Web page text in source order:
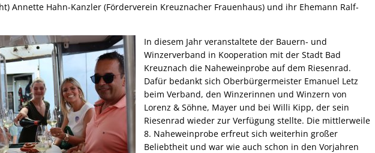
Annette Hahn-Kanzler (Förderverein Kreuznacher Frauenhaus) und ihr Ehemann Ralf-
In diesem Jahr veranstaltete der Bauern- und
Winzerverband in Kooperation mit der Stadt Bad
Kreuznach die Naheweinprobe auf dem Riesenrad.
Dafür bedankt sich Oberbürgermeister Emanuel Letz
beim Verband, den Winzerinnen und Winzern von
Lorenz & Söhne, Mayer und bei Willi Kipp, der sein
Riesenrad wieder zur Verfügung stellte. Die mittlerweile
8. Naheweinprobe erfreut sich weiterhin großer
Beliebtheit und war wie auch schon in den Vorjahren